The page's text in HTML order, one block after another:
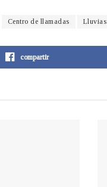
Centro de llamadas Lluvias
compartir